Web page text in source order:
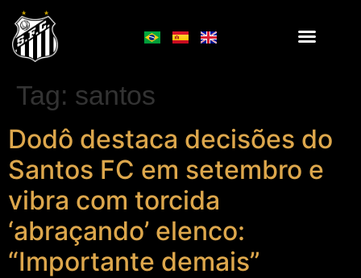
Tag: santos
Dodô destaca decisões do
Santos FC em setembro e
vibra com torcida
‘abraçando’ elenco:
“Importante demais”